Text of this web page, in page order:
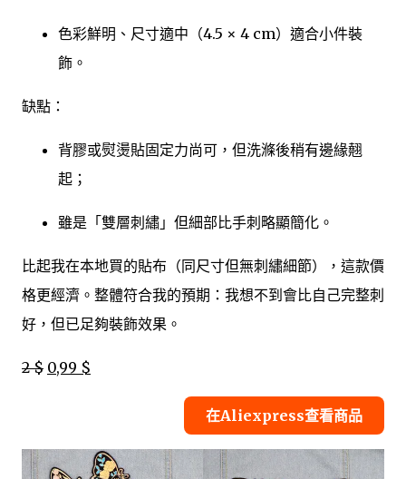
色彩鮮明、尺寸適中（4.5 × 4 cm）適合小件裝
飾。
缺點：
背膠或熨燙貼固定力尚可，但洗滌後稍有邊緣翹
起；
雖是「雙層刺繡」但細部比手刺略顯簡化。
比起我在本地買的貼布（同尺寸但無刺繡細節），這款價
格更經濟。整體符合我的預期：我想不到會比自己完整刺
好，但已足夠裝飾效果。
2 $ 0,99 $
在Aliexpress查看商品